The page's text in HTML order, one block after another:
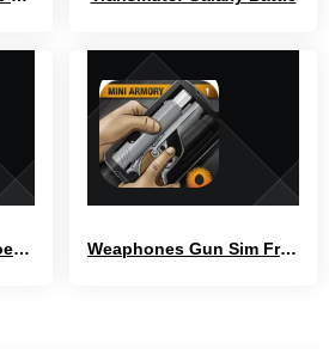
Война Игры: WW2 Военные Игры Weaphones Gun Sim Free Vol 1